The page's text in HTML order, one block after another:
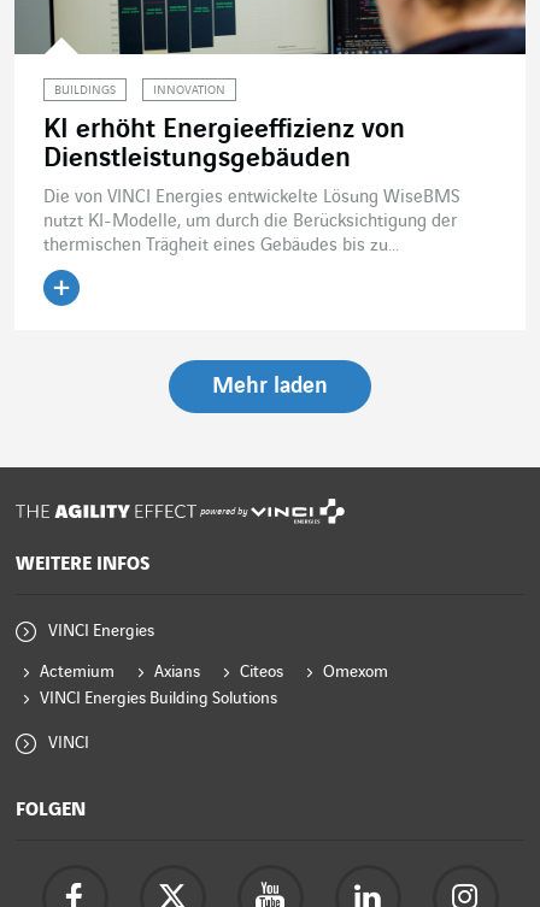
BUILDINGS INNOVATION
KI erhöht Energieeffizienz von
Dienstleistungsgebäuden
Die von VINCI Energies entwickelte Lösung WiseBMS
nutzt KI-Modelle, um durch die Berücksichtigung der
thermischen Trägheit eines Gebäudes bis zu...
Mehr laden
powered by
WEITERE INFOS
VINCI Energies
Actemium Axians Citeos
Omexom
VINCI Energies Building Solutions
VINCI
FOLGEN